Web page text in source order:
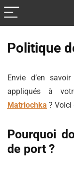
Politique
Envie d’en
appliqués à
Matriochka ? Voici
Pourquoi
de port ?